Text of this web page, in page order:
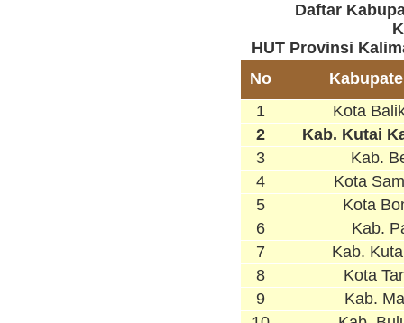
Daftar
HUT Provinsi
No
1
Kota
2
Kab. Kutai
3
Kab.
4
Kota
5
Kota
6
Kab.
7
Kab.
8
Kota
9
Kab.